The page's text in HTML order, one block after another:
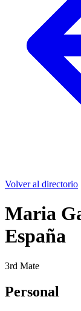
Volver al directorio
Maria
España
3rd Mate
Personal